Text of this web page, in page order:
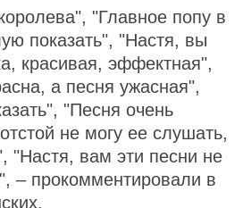
"Главное попу в
показать", "Настя, вы
красивая, эффектная",
а песня ужасная",
"Песня очень
не могу ее слушать,
"Настя, вам эти песни не
– прокомментировали в